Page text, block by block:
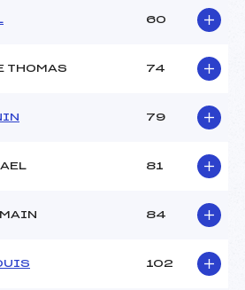
60
THOMAS 74
79
81
84
102